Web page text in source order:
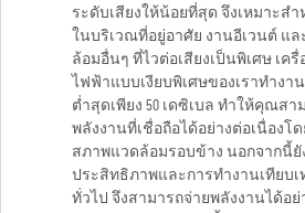
ระดับเสียงให้น้อยที่สุด จึงเหมาะส
ในบริเวณที่อยู่อาศัย งานอีเวนต์ แ
ล้อมอื่นๆ ที่ไวต่อเสียงเป็นพิเศษ เครื่
ไฟฟ้าแบบเงียบพิเศษของเราทำงา
ต่ำสุดเพียง 50 เดซิเบล ทำให้คุณสา
พลังงานที่เชื่อถือได้อย่างต่อเนื่องโ
สภาพแวดล้อมรอบข้าง นอกจากนี้ยั
ประสิทธิภาพและการทำงานเทียบเ
ทั่วไป จึงสามารถจ่ายพลังงานได้อย่